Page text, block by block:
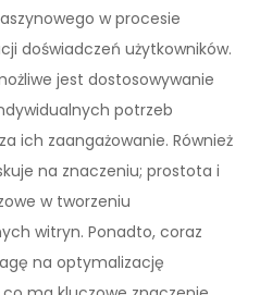
w procesie
doświadczeń użytkowników.
jest dostosowywanie
potrzeb
ich zaangażowanie. Również
na znaczeniu; prostota i
w tworzeniu
witryn. Ponadto, coraz
na optymalizację